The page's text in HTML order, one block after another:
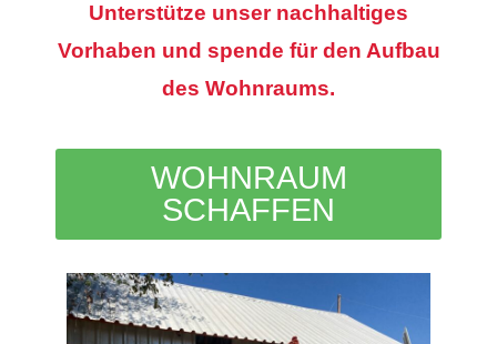
Unterstütze unser nachhaltiges
Vorhaben und spende für den Aufbau
des Wohnraums.
WOHNRAUM
SCHAFFEN